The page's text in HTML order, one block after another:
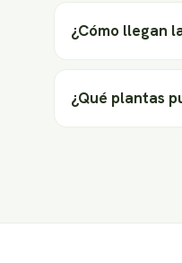
¿Cómo llegan
¿Qué plantas